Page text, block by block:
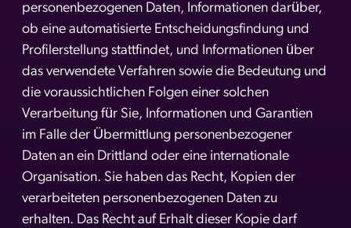
personenbezogenen Daten, Informationen darüber,
ob eine automatisierte Entscheidungsfindung und
Profilerstellung stattfindet, und Informationen über
das verwendete Verfahren sowie die Bedeutung und
die voraussichtlichen Folgen einer solchen
Verarbeitung für Sie, Informationen und Garantien
im Falle der Übermittlung personenbezogener
Daten an ein Drittland oder eine internationale
Organisation. Sie haben das Recht, Kopien der
verarbeiteten personenbezogenen Daten zu
erhalten. Das Recht auf Erhalt dieser Kopie darf